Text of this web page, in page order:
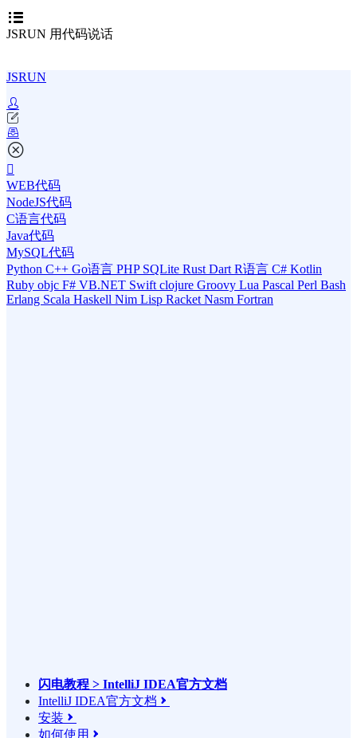
JSRUN 用代码说话
JSRUN
WEB代码
NodeJS代码
C语言代码
Java代码
MySQL代码
Python C++ Go语言 PHP SQLite Rust Dart R语言 C# Kotlin
Ruby objc F# VB.NET Swift clojure Groovy Lua Pascal Perl Bash
Erlang Scala Haskell Nim Lisp Racket Nasm Fortran
闪电教程 > IntelliJ IDEA官方文档
IntelliJ IDEA官方文档 
安装 
如何使用 